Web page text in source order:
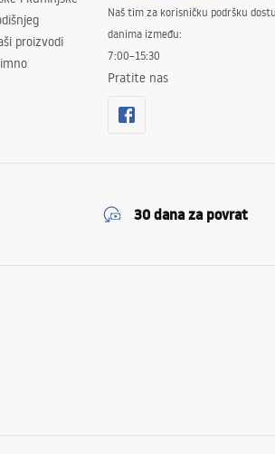
proizvodi
Naš tim za korisničku podršku
danima između:
7:00–15:30
Pratite nas
30 dana za povrat